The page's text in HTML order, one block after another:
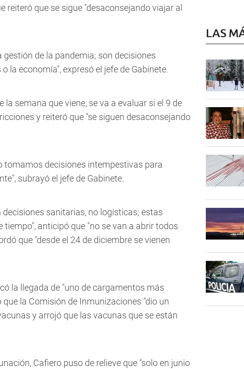
reiteró que se sigue "desaconsejando viajar al
de la pandemia; son decisiones
la economía", expresó el jefe de Gabinete.
la semana que viene, se va a evaluar si el 9 de
y reiteró que "se siguen desaconsejando
tomamos decisiones intempestivas para
subrayó el jefe de Gabinete.
sanitarias, no logísticas; estas
anticipó que "no se van a abrir todos
que "desde el 24 de diciembre se vienen
la llegada de "uno de cargamentos más
la Comisión de Inmunizaciones "dio un
y arrojó que las vacunas que se están
Cafiero puso de relieve que "solo en junio
LAS